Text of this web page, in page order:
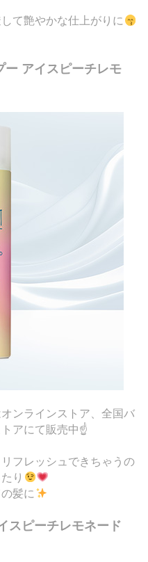
て艶やかな仕上がりに
ー アイスピーチレモ
ンラインストア、全国バ
アにて販売中☝️
フレッシュできちゃうの
り
髪に
スピーチレモネード